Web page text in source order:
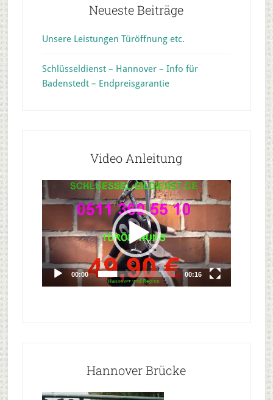
Neueste Beiträge
Unsere Leistungen Türöffnung etc.
Schlüsseldienst – Hannover – Info für
Badenstedt – Endpreisgarantie
Video Anleitung
Video-
Player
00:00 00:16
Hannover Brücke